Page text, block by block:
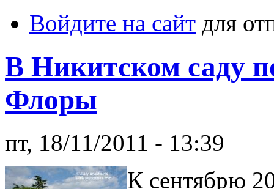
Войдите на сайт для
В Никитском саду
Флоры
пт, 18/11/2011 - 13:39
К сентябрю